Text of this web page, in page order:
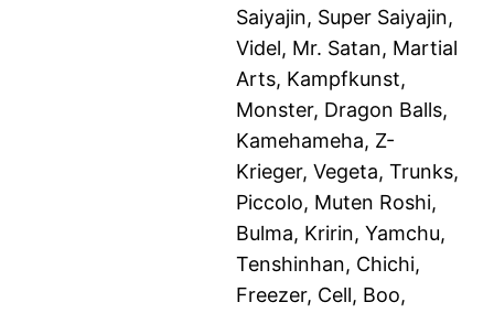
Saiyajin, Super Saiyajin,
Videl, Mr. Satan, Martial
Arts, Kampfkunst,
Monster, Dragon Balls,
Kamehameha, Z-
Krieger, Vegeta, Trunks,
Piccolo, Muten Roshi,
Bulma, Kririn, Yamchu,
Tenshinhan, Chichi,
Freezer, Cell, Boo,